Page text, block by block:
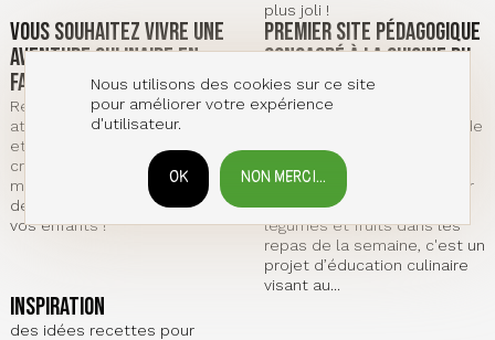
plus joli !
Vous souhaitez vivre une
aventure culinaire en
famille ?
Rejoignez-nous pour des
ateliers spéciaux où petits
et grands s'unissent pour
créer des délices à quatre
mains ! On adore partager
des moments de plaisir avec
vos enfants !
Premier site pédagogique
consacré à la cuisine du
quotidien
approche ludique et
bienveillante de la cuisine de
agilité à préparer des repas
gourmands et sains, et pour
aider à intégrer plus de
légumes et fruits dans les
repas de la semaine, c'est un
projet d’éducation culinaire
visant au...
inspiration
des idées recettes pour
Nous utilisons des cookies sur ce site
pour améliorer votre expérience
d'utilisateur.
NON MERCI...
OK
RETIRER LE CONSENTEMENT